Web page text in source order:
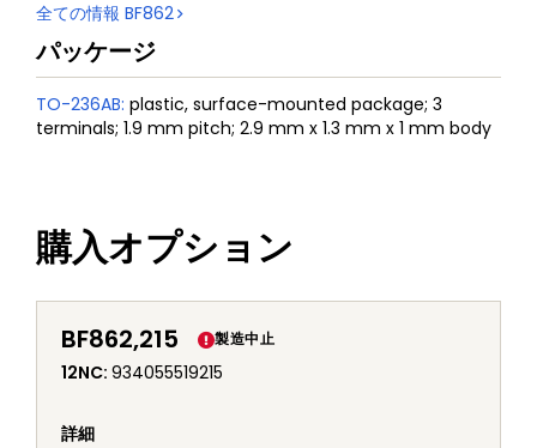
全ての情報 BF862
パッケージ
TO-236AB: plastic, surface-mounted package; 3
terminals; 1.9 mm pitch; 2.9 mm x 1.3 mm x 1 mm body
購入オプション
BF862,215 製造中止
12NC: 934055519215
詳細